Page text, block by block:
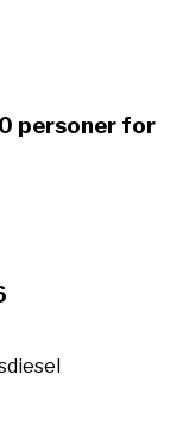
personer for